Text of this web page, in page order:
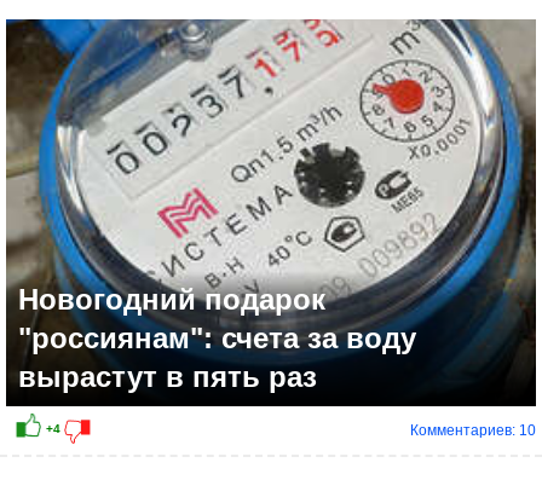
+7
Новогодний подарок
"россиянам": счета за воду
вырастут в пять раз
Комментариев: 10